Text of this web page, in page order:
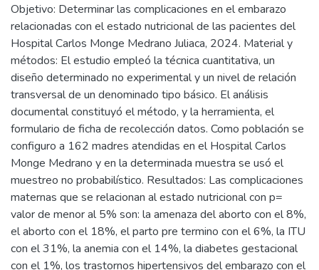
Objetivo: Determinar las complicaciones en el embarazo
relacionadas con el estado nutricional de las pacientes del
Hospital Carlos Monge Medrano Juliaca, 2024. Material y
métodos: El estudio empleó la técnica cuantitativa, un
diseño determinado no experimental y un nivel de relación
transversal de un denominado tipo básico. El análisis
documental constituyó el método, y la herramienta, el
formulario de ficha de recolección datos. Como población se
configuro a 162 madres atendidas en el Hospital Carlos
Monge Medrano y en la determinada muestra se usó el
muestreo no probabilístico. Resultados: Las complicaciones
maternas que se relacionan al estado nutricional con p=
valor de menor al 5% son: la amenaza del aborto con el 8%,
el aborto con el 18%, el parto pre termino con el 6%, la ITU
con el 31%, la anemia con el 14%, la diabetes gestacional
con el 1%, los trastornos hipertensivos del embarazo con el